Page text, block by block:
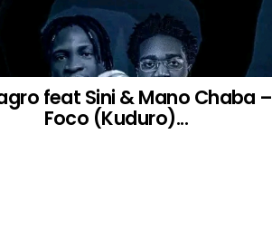
feat Sini & Mano Chaba –
Foco (Kuduro)...